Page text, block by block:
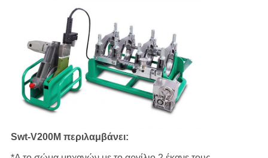
Swt-V200M περιλαμβάνει: